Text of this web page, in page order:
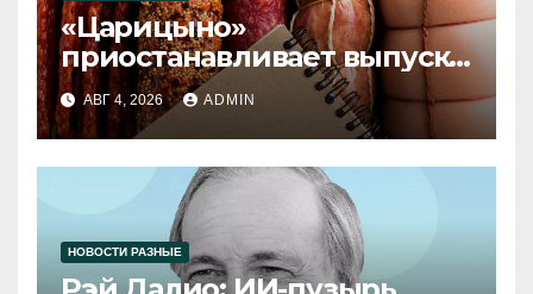
«Царицыно»
приостанавливает выпуск
продукции
АВГ 4, 2026 ADMIN
НОВОСТИ РАЗНЫЕ